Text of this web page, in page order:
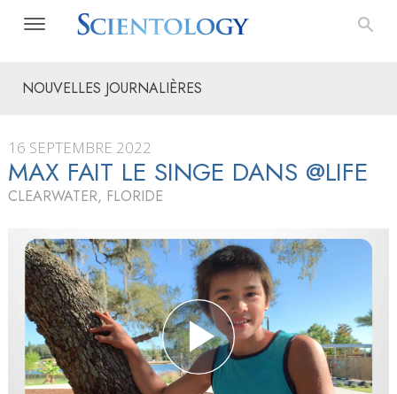
NOUVELLES JOURNALIÈRES
16 SEPTEMBRE 2022
MAX FAIT LE SINGE DANS @LIFE
CLEARWATER, FLORIDE